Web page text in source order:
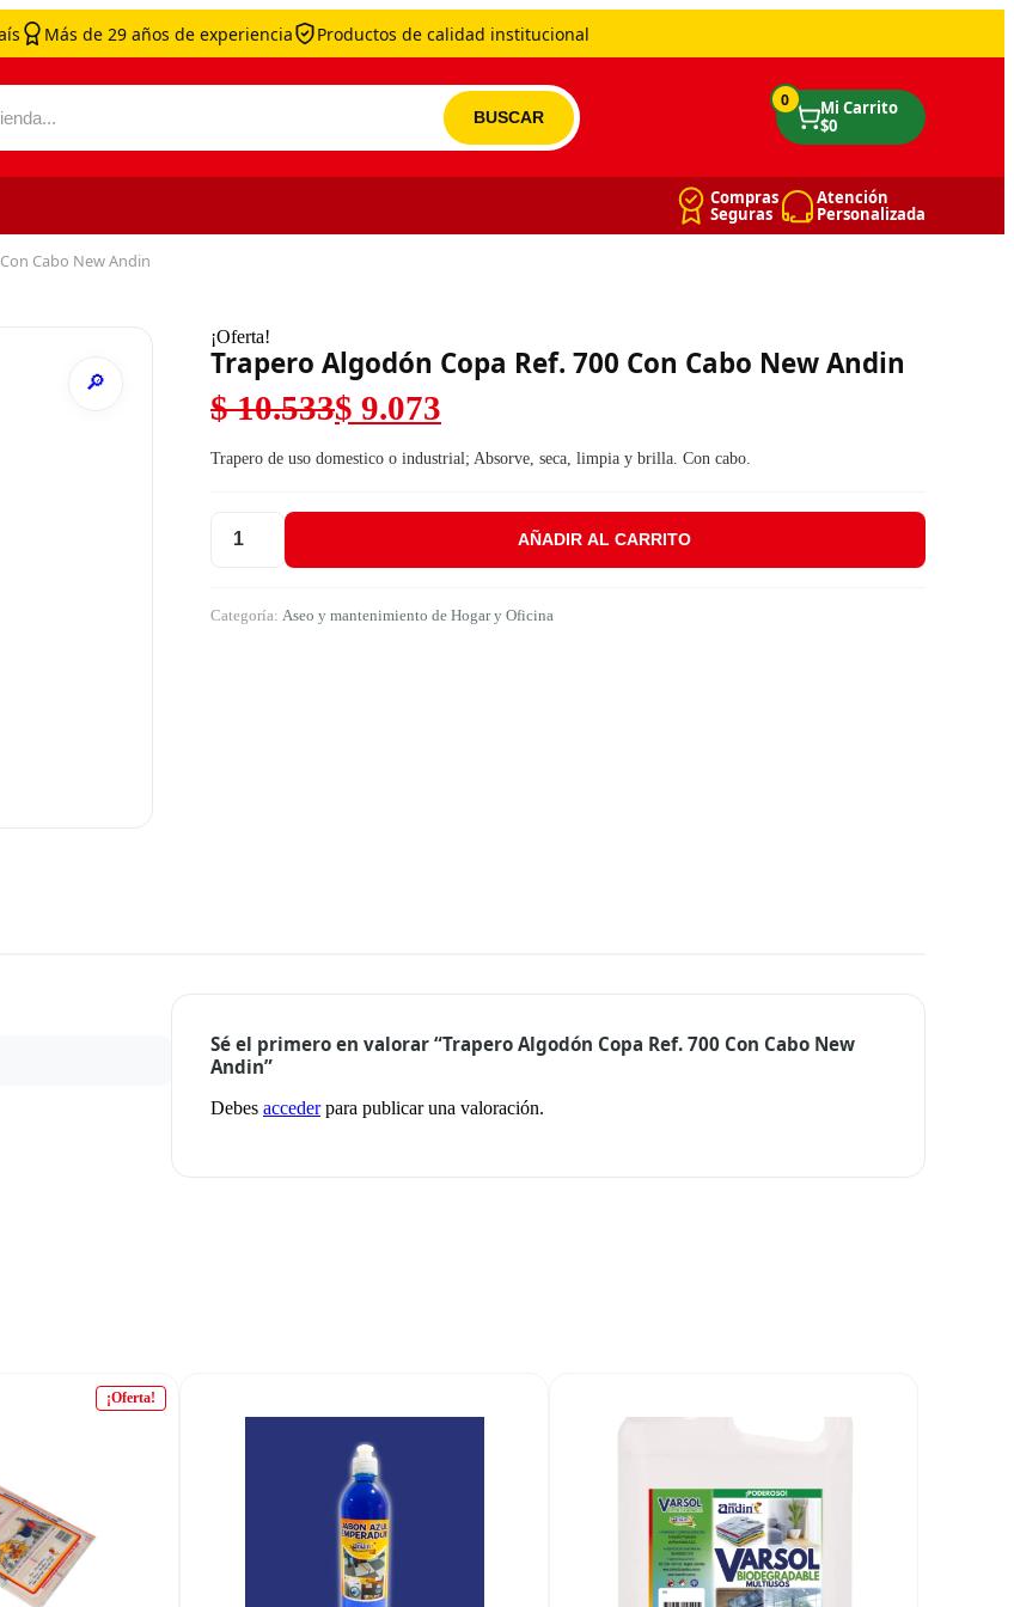
Más de 29 años de experiencia Productos de calidad institucional
0
Compras
Seguras
Atención
Personalizada
Cabo New Andin
¡Oferta!
Trapero Algodón Copa Ref. 700 Con Cabo New Andin
$10.533
El precio original era: $ 10.533.
$ 9.073
El precio actual es: $ 9.073.
Trapero de uso domestico o industrial; Absorve, seca, limpia y brilla. Con cabo.
Trapero Algodón Copa Ref. 700 Con Cabo New Andin cantidad
AÑADIR AL CARRITO
Categoría: Aseo y mantenimiento de Hogar y Oficina
Sé el primero en valorar “Trapero Algodón Copa Ref. 700 Con Cabo New
Andin”
Debes accederpara publicar una valoración.
¡Oferta!